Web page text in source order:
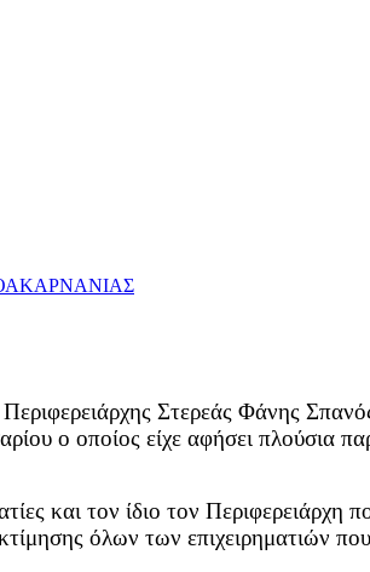
Στερεάς Φάνης
ο οποίος είχε αφήσει πλούσια
και τον ίδιο τον Περιφερειάρχη
όλων των επιχειρηματιών